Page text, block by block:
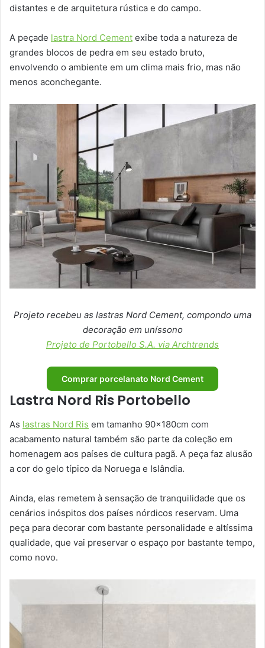
distantes e de arquitetura rústica e do campo.
A peçade lastra Nord Cement exibe toda a natureza de
grandes blocos de pedra em seu estado bruto,
envolvendo o ambiente em um clima mais frio, mas não
menos aconchegante.
Projeto recebeu as lastras Nord Cement, compondo uma
decoração em uníssono
Projeto de Portobello S.A. via Archtrends
Comprar porcelanato Nord Cement
Lastra Nord Ris Portobello
As lastras Nord Ris em tamanho 90x180cm com
acabamento natural também são parte da coleção em
homenagem aos países de cultura pagã. A peça faz alusão
a cor do gelo típico da Noruega e Islândia.
Ainda, elas remetem à sensação de tranquilidade que os
cenários inóspitos dos países nórdicos reservam. Uma
peça para decorar com bastante personalidade e altíssima
qualidade, que vai preservar o espaço por bastante tempo,
como novo.